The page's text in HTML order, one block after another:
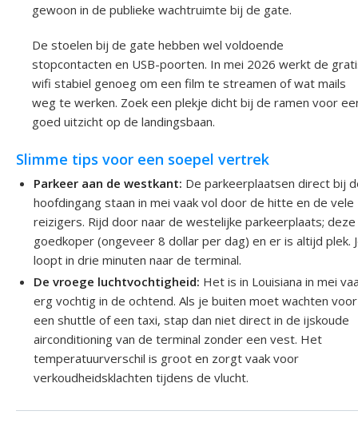
gewoon in de publieke wachtruimte bij de gate.
De stoelen bij de gate hebben wel voldoende
stopcontacten en USB-poorten. In mei 2026 werkt de
wifi stabiel genoeg om een film te streamen of wat mails
weg te werken. Zoek een plekje dicht bij de ramen voor
goed uitzicht op de landingsbaan.
Slimme tips voor een soepel vertrek
Parkeer aan de westkant: De parkeerplaatsen direct bij
hoofdingang staan in mei vaak vol door de hitte en de vele
reizigers. Rijd door naar de westelijke parkeerplaats;
goedkoper (ongeveer 8 dollar per dag) en er is altijd plek.
loopt in drie minuten naar de terminal.
De vroege luchtvochtigheid: Het is in Louisiana in mei
erg vochtig in de ochtend. Als je buiten moet wachten voor
een shuttle of een taxi, stap dan niet direct in de ijskoude
airconditioning van de terminal zonder een vest. Het
temperatuurverschil is groot en zorgt vaak voor
verkoudheidsklachten tijdens de vlucht.